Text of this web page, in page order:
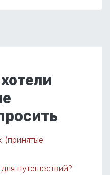
(принятые
путешествий?